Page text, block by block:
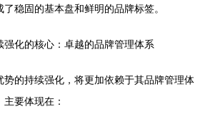
稳固的基本盘和鲜明的品牌标签。
强化的核心：卓越的品牌管理体系
势的持续强化，将更加依赖于其品牌管理体
要体现在：